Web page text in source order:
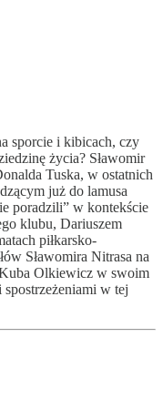
sporcie i kibicach, czy
życia? Sławomir
Tuska, w ostatnich
już do lamusa
poradzili” w kontekście
klubu, Dariuszem
piłkarsko-
Sławomira Nitrasa na
Olkiewicz w swoim
w tej